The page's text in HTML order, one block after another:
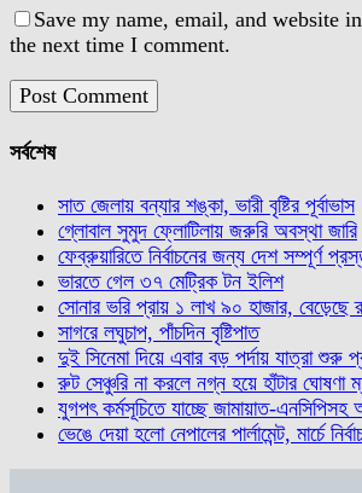
Save my name, email, and website
the next time I comment.
সর্বশেষ
সাত জেলায় বন্যার শঙ্কা, ভারী বৃষ্টির পূর্বাভাস
গ্লোবাল সুমুদ ফ্লোটিলায় জরুরি অবস্থা জারি
ফেব্রুয়ারিতে নির্বাচনের জন্য দেশ সম্পূর্ণ
ভারতে গেল ৩৭ মেট্রিক টন ইলিশ
সোনার ভরি প্রায় ১ লাখ ৯০ হাজার, বেড়েছে
সাগরে লঘুচাপ, পাঁচদিন বৃষ্টিপাত
দুই সিনেমা দিয়ে এবার বড় পর্দায় যাত্রা শুরু
রুট সেঞ্চুরি না করলে নগ্ন হয়ে হাঁটার ঘোষণা
যুগপৎ কর্মসূচিতে যাচ্ছে জামায়াত-
ভেঙে দেয়া হলো নেপালের পার্লামেন্ট, মার্চে